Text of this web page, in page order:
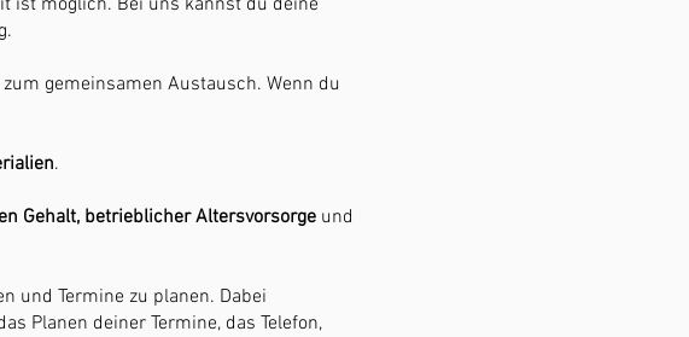
ist möglich. Bei uns kannst du deine
zum gemeinsamen Austausch. Wenn du
.
Gehalt, betrieblicher Altersvorsorge und
und Termine zu planen. Dabei
Planen deiner Termine, das Telefon,